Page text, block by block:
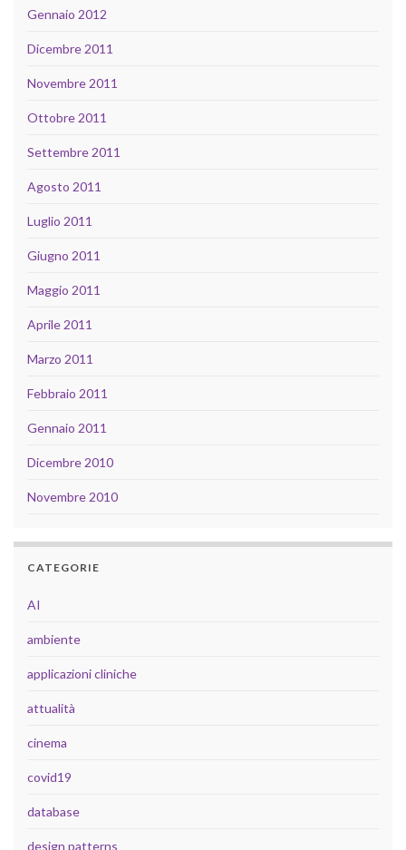
Gennaio 2012
Dicembre 2011
Novembre 2011
Ottobre 2011
Settembre 2011
Agosto 2011
Luglio 2011
Giugno 2011
Maggio 2011
Aprile 2011
Marzo 2011
Febbraio 2011
Gennaio 2011
Dicembre 2010
Novembre 2010
CATEGORIE
AI
ambiente
applicazioni cliniche
attualità
cinema
covid19
database
design patterns